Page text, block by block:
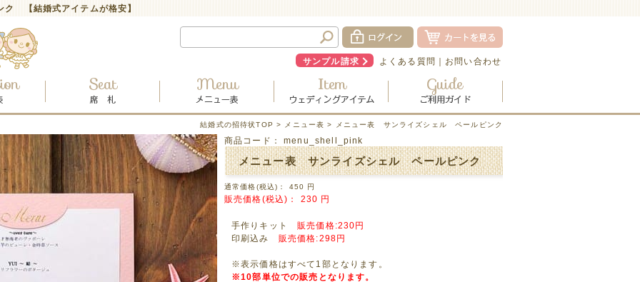
【結婚式アイテムが格安】
サンプル請求 よくある質問 ｜ お問い合わせ
結婚式の招待状TOP > メニュー表 > メニュー表 サンライズシェル ペールピンク
商品コード： menu_shell_pink
メニュー表 サンライズシェル ペールピンク
通常価格(税込)： 450 円
販売価格(税込)： 230 円
手作りキット販売価格:230円
印刷込み 販売価格:298円
※表示価格はすべて1部となります。
※10部単位での販売となります。